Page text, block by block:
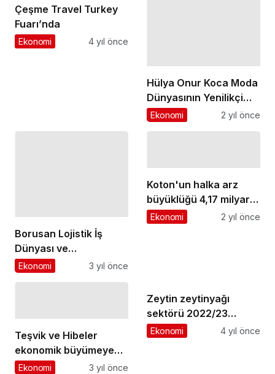
Çeşme Travel Turkey
Fuarı’nda
Ekonomi 4 yıl önce
Hülya Onur Koca Moda
Dünyasının Yenilikçi
Platformu The
Ekonomi 2 yıl önce
Borusan Lojistik İş
Dünyası ve
Sürdürülebilir Kalkınma
Oldu
Ekonomi 3 yıl önce
Koton'un halka arz
büyüklüğü 4,17 milyar
TL oldu
Ekonomi 2 yıl önce
Teşvik ve Hibeler
ekonomik büyümeye
katkı sağlıyor
Ekonomi 3 yıl önce
Zeytin zeytinyağı
sektörü 2022/23
sezonunu
Ekonomi 4 yıl önce